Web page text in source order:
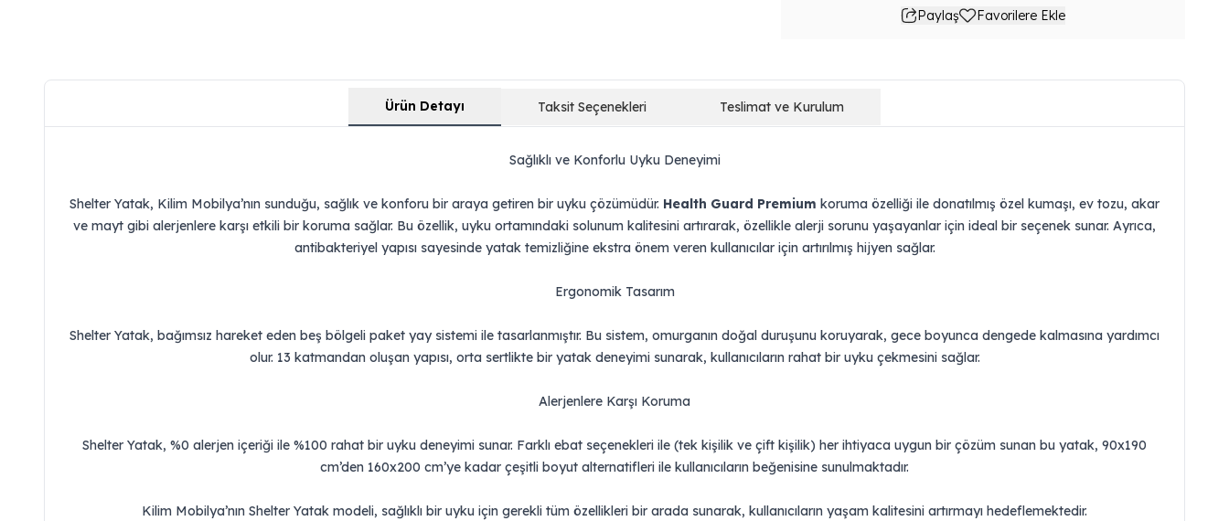
Paylaş Favorilere Ekle
Ürün Detayı Taksit Seçenekleri Teslimat ve Kurulum
Sağlıklı ve Konforlu Uyku Deneyimi
Shelter Yatak, Kilim Mobilya’nın sunduğu, sağlık ve konforu bir araya getiren bir uyku çözümüdür. Health Guard Premium koruma özelliği ile donatılmış özel kumaşı, ev tozu, akar
ve mayt gibi alerjenlere karşı etkili bir koruma sağlar. Bu özellik, uyku ortamındaki solunum kalitesini artırarak, özellikle alerji sorunu yaşayanlar için ideal bir seçenek sunar. Ayrıca,
antibakteriyel yapısı sayesinde yatak temizliğine ekstra önem veren kullanıcılar için artırılmış hijyen sağlar.
Ergonomik Tasarım
Shelter Yatak, bağımsız hareket eden beş bölgeli paket yay sistemi ile tasarlanmıştır. Bu sistem, omurganın doğal duruşunu koruyarak, gece boyunca dengede kalmasına yardımcı
olur. 13 katmandan oluşan yapısı, orta sertlikte bir yatak deneyimi sunarak, kullanıcıların rahat bir uyku çekmesini sağlar.
Alerjenlere Karşı Koruma
Shelter Yatak, %0 alerjen içeriği ile %100 rahat bir uyku deneyimi sunar. Farklı ebat seçenekleri ile (tek kişilik ve çift kişilik) her ihtiyaca uygun bir çözüm sunan bu yatak, 90x190
cm’den 160x200 cm’ye kadar çeşitli boyut alternatifleri ile kullanıcıların beğenisine sunulmaktadır.
Kilim Mobilya’nın Shelter Yatak modeli, sağlıklı bir uyku için gerekli tüm özellikleri bir arada sunarak, kullanıcıların yaşam kalitesini artırmayı hedeflemektedir.